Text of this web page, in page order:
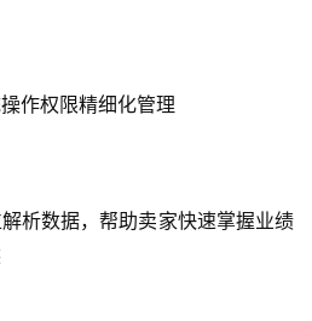
作权限精细化管理
析数据，帮助卖家快速掌握业绩